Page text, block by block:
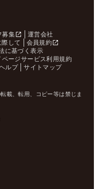
募集
運営会社
際して
会員規約
に基づく表示
ページサービス利用規約
ルプ サイトマップ
載、転用、コピー等は禁じま